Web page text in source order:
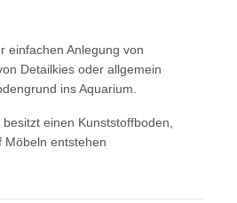
einfachen Anlegung von
Detailkies oder allgemein
ins Aquarium.
einen Kunststoffboden,
Möbeln entstehen